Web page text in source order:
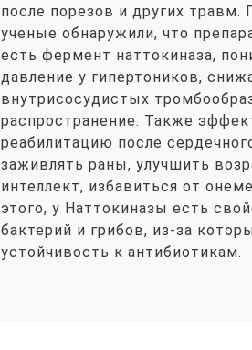
после порезов и других травм.
ученые обнаружили, что
есть фермент наттокиназа,
давление у гипертоников,
внутрисосудистых
распространение. Также
реабилитацию после
заживлять раны, улучшить
интеллект, избавиться от
этого, у Наттокиназы есть
бактерий и грибов, из-за
устойчивость к антибиотикам.